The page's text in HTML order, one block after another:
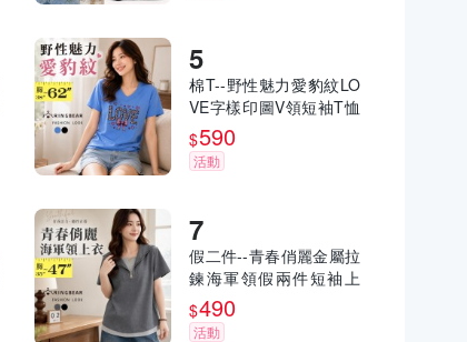
棉T--野性魅力愛豹紋LO
VE字樣印圖V領短袖T恤
(黑.藍XL-6L)-T534眼圈
熊中大尺碼
$590
活動
假二件--青春俏麗金屬拉
鍊海軍領假兩件短袖上
衣(黑.灰L-3L)-U873眼圈
熊中大尺碼
$490
活動